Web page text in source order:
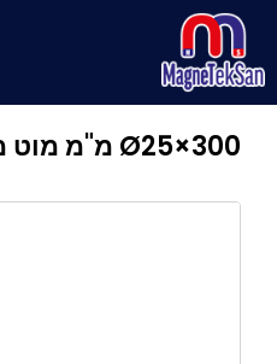
לתוכן
Ø25×300 מ"מ מוט מגנט – תואם מזון